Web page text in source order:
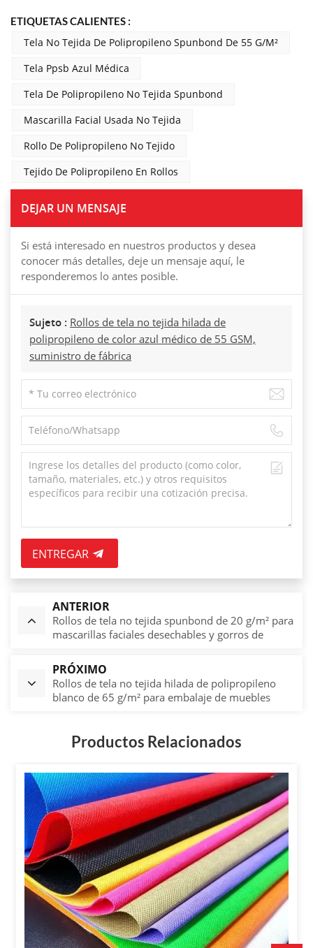
ETIQUETAS CALIENTES :
Tela No Tejida De Polipropileno Spunbond De 55 G/m²
Tela Ppsb Azul Médica
Tela De Polipropileno No Tejida Spunbond
Mascarilla Facial Usada No Tejida
Rollo De Polipropileno No Tejido
Tejido De Polipropileno En Rollos
DEJAR UN MENSAJE
Si está interesado en nuestros productos y desea
conocer más detalles, deje un mensaje aquí, le
responderemos lo antes posible.
Sujeto : Rollos de tela no tejida hilada de
polipropileno de color azul médico de 55 GSM,
suministro de fábrica
ENTREGAR
ANTERIOR
Rollos de tela no tejida spunbond de 20 g/m² para
mascarillas faciales desechables y gorros de
PRÓXIMO
Rollos de tela no tejida hilada de polipropileno
blanco de 65 g/m² para embalaje de muebles
Productos Relacionados